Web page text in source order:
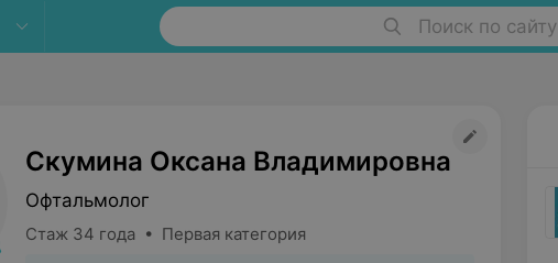
Поиск по сайту
Скумина Оксана Владимировна
Офтальмолог
Стаж 34 года • Первая категория